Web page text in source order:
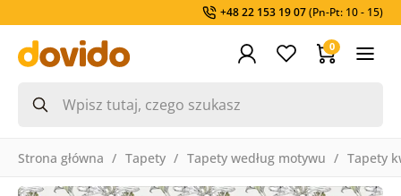
+48 22 153 19 07(Pn-Pt: 10 - 15)
0
Strona główna Tapety Tapety według motywu Tapety